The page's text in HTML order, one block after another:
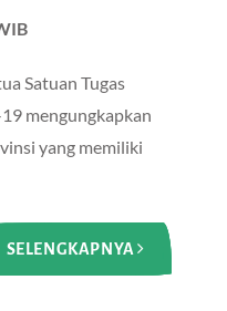
Satuan Tugas
mengungkapkan
yang memiliki
SELENGKAPNYA